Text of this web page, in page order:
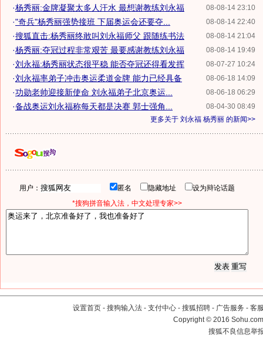
08-08-14 23:10
·杨秀丽:金牌凝聚太多人汗水 最想谢教练刘永福
08-08-14 22:40
·"奇兵"杨秀丽强势接班 下届奥运会还要夺...
08-08-14 21:04
·搜狐直击:杨秀丽终敢叫刘永福师父 跟随练书法
08-08-14 19:49
·杨秀丽:夺冠过程非常艰苦 最要感谢教练刘永福
08-07-27 10:24
·刘永福:杨秀丽状态很平稳 能否夺冠还得看发挥
08-06-18 14:09
·刘永福率弟子冲击奥运柔道金牌 能力已经具备
08-06-18 06:29
·功勋老帅迎接新使命 刘永福弟子北京奥运...
08-04-30 08:49
·备战奥运刘永福称每天都是决赛 郭士强角...
更多关于 刘永福 杨秀丽 的新闻>>
用户： 匿名 隐藏地址
设为辩论话题
*搜狗拼音输入法，中文处理专家>>
设置首页 - 搜狗输入法 - 支付中心 - 搜狐招聘 - 广告服务 - 客
Copyright©2016
搜狐不良信息举